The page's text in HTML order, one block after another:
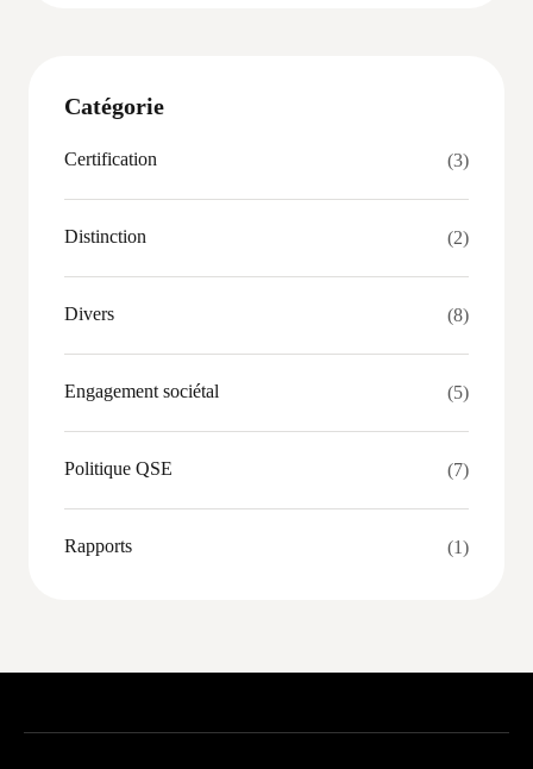
Catégorie
Certification (3)
Distinction (2)
Divers (8)
Engagement sociétal (5)
Politique QSE (7)
Rapports (1)